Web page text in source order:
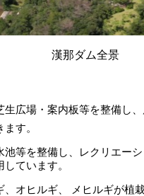
漢那ダム全景
広場・案内板等を整備し
す。
等を整備し、レクリエー
ています。
ングローブ林として整備さ